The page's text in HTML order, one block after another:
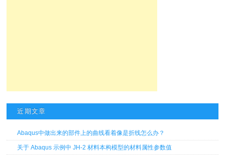
近期文章
Abaqus中做出来的部件上的曲线看着像是折线怎么办？
关于 Abaqus 示例中 JH-2 材料本构模型的材料属性参数值